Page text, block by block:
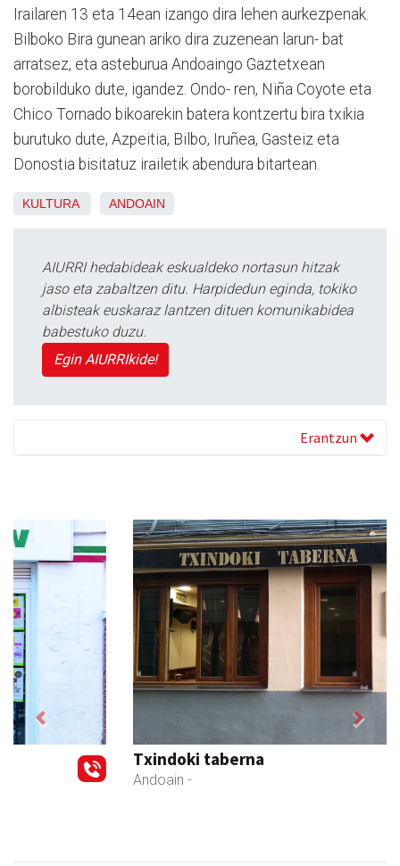
Irailaren 13 eta 14ean izango dira lehen aurkezpenak.
Bilboko Bira gunean ariko dira zuzenean larun- bat
arratsez, eta asteburua Andoaingo Gaztetxean
borobilduko dute, igandez. Ondo- ren, Niña Coyote eta
Chico Tornado bikoarekin batera kontzertu bira txikia
burutuko dute, Azpeitia, Bilbo, Iruñea, Gasteiz eta
Donostia bisitatuz irailetik abendura bitartean.
KULTURA ANDOAIN
AIURRI hedabideak eskualdeko nortasun hitzak
jaso eta zabaltzen ditu. Harpidedun eginda, tokiko
albisteak euskaraz lantzen dituen komunikabidea
babestuko duzu.
Egin AIURRIkide!
Erantzun
Txindoki taberna
Previous Next